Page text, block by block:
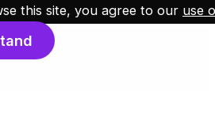
this site, you agree to our use